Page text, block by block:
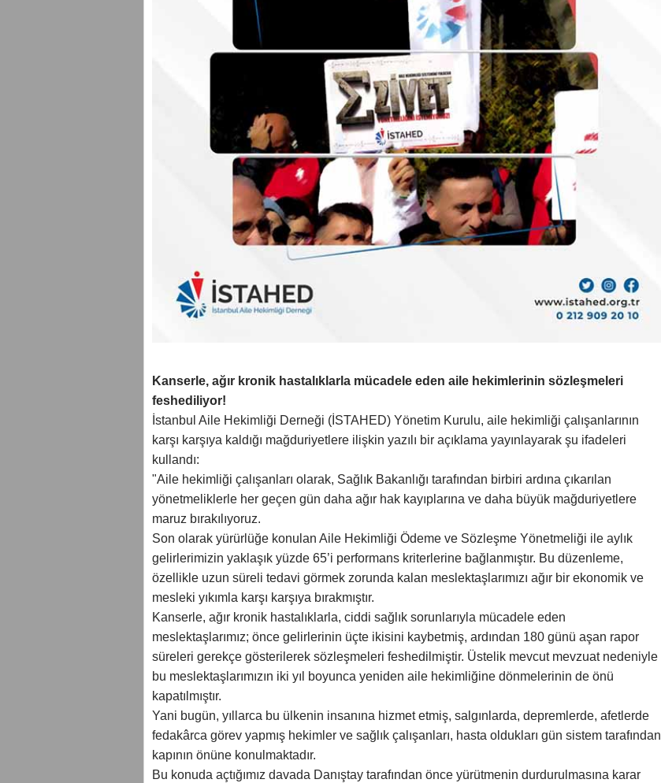
Kanserle, ağır kronik hastalıklarla mücadele eden aile hekimlerinin sözleşmeleri
feshediliyor!
İstanbul Aile Hekimliği Derneği (İSTAHED) Yönetim Kurulu, aile hekimliği çalışanlarının
karşı karşıya kaldığı mağduriyetlere ilişkin yazılı bir açıklama yayınlayarak şu ifadeleri
kullandı:
"Aile hekimliği çalışanları olarak, Sağlık Bakanlığı tarafından birbiri ardına çıkarılan
yönetmeliklerle her geçen gün daha ağır hak kayıplarına ve daha büyük mağduriyetlere
maruz bırakılıyoruz.
Son olarak yürürlüğe konulan Aile Hekimliği Ödeme ve Sözleşme Yönetmeliği ile aylık
gelirlerimizin yaklaşık yüzde 65’i performans kriterlerine bağlanmıştır. Bu düzenleme,
özellikle uzun süreli tedavi görmek zorunda kalan meslektaşlarımızı ağır bir ekonomik ve
mesleki yıkımla karşı karşıya bırakmıştır.
Kanserle, ağır kronik hastalıklarla, ciddi sağlık sorunlarıyla mücadele eden
meslektaşlarımız; önce gelirlerinin üçte ikisini kaybetmiş, ardından 180 günü aşan rapor
süreleri gerekçe gösterilerek sözleşmeleri feshedilmiştir. Üstelik mevcut mevzuat nedeniyle
bu meslektaşlarımızın iki yıl boyunca yeniden aile hekimliğine dönmelerinin de önü
kapatılmıştır.
Yani bugün, yıllarca bu ülkenin insanına hizmet etmiş, salgınlarda, depremlerde, afetlerde
fedakârca görev yapmış hekimler ve sağlık çalışanları, hasta oldukları gün sistem tarafından
kapının önüne konulmaktadır.
Bu konuda açtığımız davada Danıştay tarafından önce yürütmenin durdurulmasına karar